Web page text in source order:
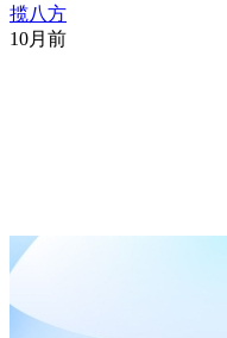
揽八方
10月前